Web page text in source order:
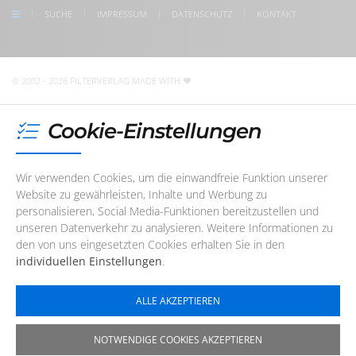
SUCHE IMPRESSUM DATENSCHUTZ KONTAKT
© 2002 - 2026 FILTERVERLAG MADE WITH
Cookie-Einstellungen
Wir verwenden Cookies, um die einwandfreie Funktion unserer
Website zu gewährleisten, Inhalte und Werbung zu
personalisieren, Social Media-Funktionen bereitzustellen und
unseren Datenverkehr zu analysieren. Weitere Informationen zu
den von uns eingesetzten Cookies erhalten Sie in den
individuellen Einstellungen.
ALLE AKZEPTIEREN
NOTWENDIGE COOKIES AKZEPTIEREN